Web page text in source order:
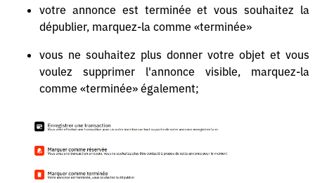
votre annonce est terminée et vous souhaitez la
dépublier, marquez-la comme «terminée»
vous ne souhaitez plus donner votre objet et vous
voulez supprimer l'annonce visible, marquez-la
comme «terminée» également;